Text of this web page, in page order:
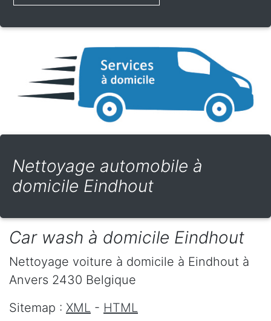
Nettoyage automobile à
domicile Eindhout
Car wash à domicile Eindhout
Nettoyage voiture à domicile à Eindhout à
Anvers 2430 Belgique
Sitemap : XML - HTML